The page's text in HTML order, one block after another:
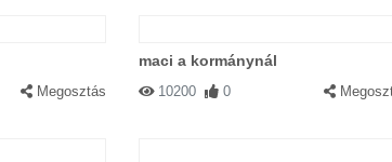
Megosztás
maci a kormánynál
10200 0